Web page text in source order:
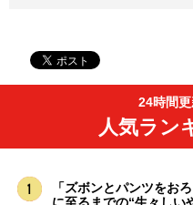
24時間
人気ラン
「ズボンとパンツをお
に至るまでの“生々しい